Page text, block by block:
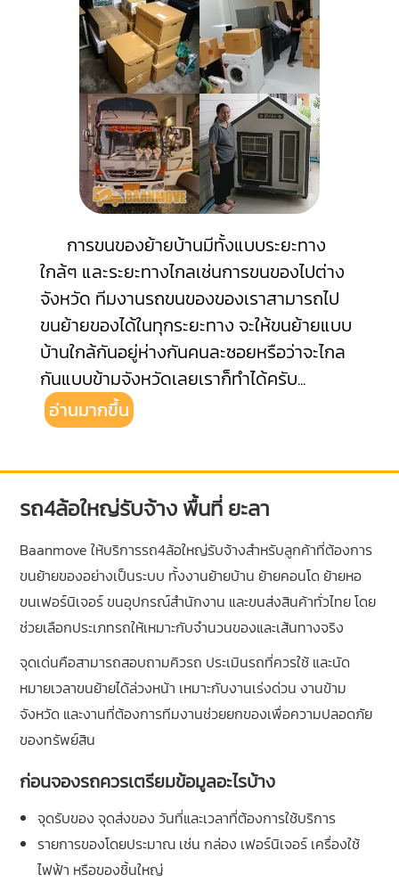
การขนของย้ายบ้านมีทั้งแบบระยะทาง
ใกล้ๆ และระยะทางไกลเช่นการขนของไปต่าง
จังหวัด ทีมงานรถขนของของเราสามารถไป
ขนย้ายของได้ในทุกระยะทาง จะให้ขนย้ายแบบ
บ้านใกล้กันอยู่ห่างกันคนละซอยหรือว่าจะไกล
กันแบบข้ามจังหวัดเลยเราก็ทำได้ครับ...
อ่านมากขึ้น
รถ4ล้อใหญ่รับจ้าง พื้นที่ ยะลา
Baanmove ให้บริการรถ4ล้อใหญ่รับจ้างสำหรับลูกค้าที่ต้องการ
ขนย้ายของอย่างเป็นระบบ ทั้งงานย้ายบ้าน ย้ายคอนโด ย้ายหอ
ขนเฟอร์นิเจอร์ ขนอุปกรณ์สำนักงาน และขนส่งสินค้าทั่วไทย โดย
ช่วยเลือกประเภทรถให้เหมาะกับจำนวนของและเส้นทางจริง
จุดเด่นคือสามารถสอบถามคิวรถ ประเมินรถที่ควรใช้ และนัด
หมายเวลาขนย้ายได้ล่วงหน้า เหมาะกับงานเร่งด่วน งานข้าม
จังหวัด และงานที่ต้องการทีมงานช่วยยกของเพื่อความปลอดภัย
ของทรัพย์สิน
ก่อนจองรถควรเตรียมข้อมูลอะไรบ้าง
จุดรับของ จุดส่งของ วันที่และเวลาที่ต้องการใช้บริการ
รายการของโดยประมาณ เช่น กล่อง เฟอร์นิเจอร์ เครื่องใช้
ไฟฟ้า หรือของชิ้นใหญ่